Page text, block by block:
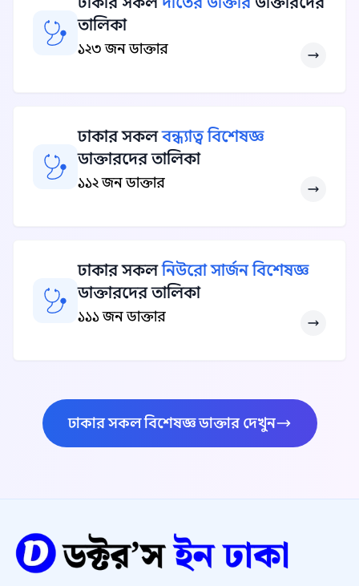
তালিকা
১২৩ জন ডাক্তার
ঢাকার সকলবন্ধ্যাত্ব বিশেষজ্ঞ
ডাক্তারদের তালিকা
১১২ জন ডাক্তার
ঢাকার সকলনিউরো সার্জন বিশেষজ্ঞ
ডাক্তারদের তালিকা
১১১ জন ডাক্তার
ঢাকার সকল বিশেষজ্ঞ ডাক্তার দেখুন